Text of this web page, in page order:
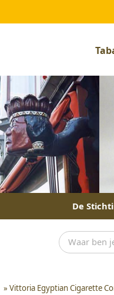
De
» Vittoria Egyptian Cigarette